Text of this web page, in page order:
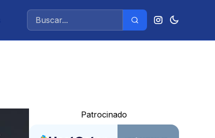
Patrocinado